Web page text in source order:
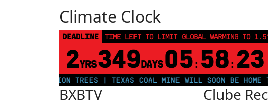
Climate Clock
DEADLINE TIME LEFT TO LIMIT GLOBAL WARMING TO
2YRS349 DAYS 05 : 58 : 22
250 MILLION TREES | TEXAS COAL MINE WILL SOON BE HOME TO
BXBTV Clube